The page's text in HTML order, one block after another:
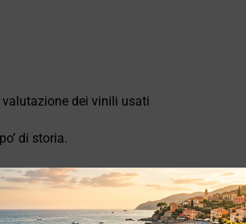
dei vinili usati
di storia.
vinili online?
i vinili usati